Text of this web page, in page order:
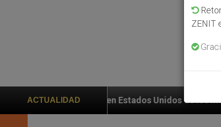
ACTUALIDAD
en Estados Unidos de los mártires de Georgia que
ZENIT